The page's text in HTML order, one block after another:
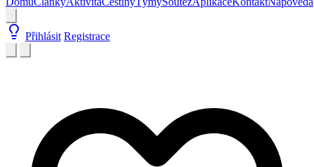
Přihlásit Registrace